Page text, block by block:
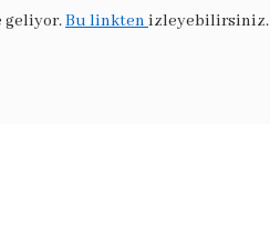
geliyor.Bu linkten izleyebilirsiniz.